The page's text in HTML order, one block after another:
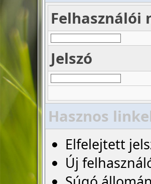
Felhasználói
Jelszó
Hasznos
Elfelejtett
Új